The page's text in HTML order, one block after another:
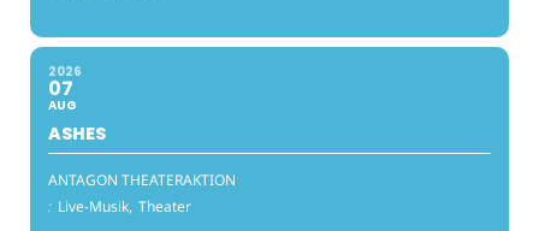
2026
07
AUG
ASHES
ANTAGON THEATERAKTION
: Live-Musik, Theater